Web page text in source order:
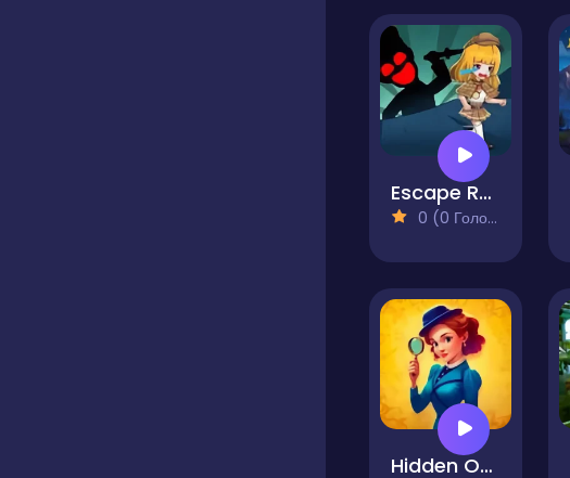
Escape Room Mystery Key 2
0 (0 Голосів)
Hidden Object Emily's Case